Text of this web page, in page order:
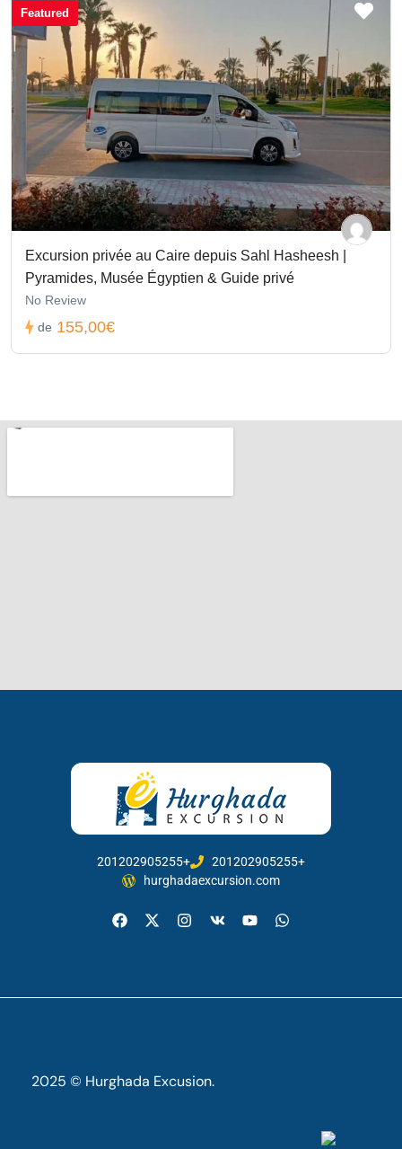
Featured
Excursion privée au Caire depuis Sahl Hasheesh |
Pyramides, Musée Égyptien & Guide privé
No Review
de 155,00€
201202905255+
201202905255+
hurghadaexcursion.com
2025 © Hurghada Excusion.